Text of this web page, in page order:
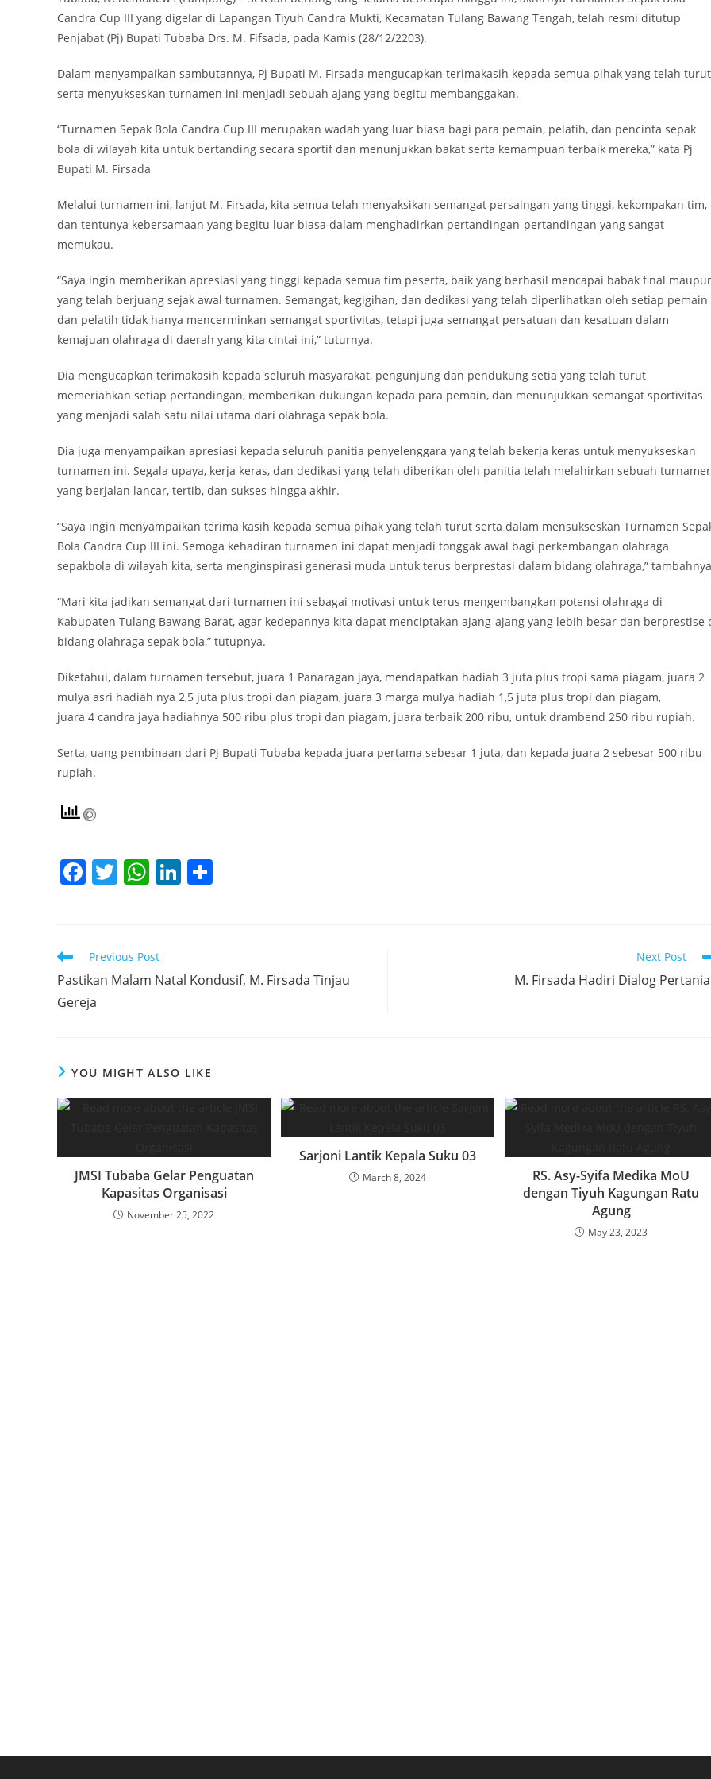
Candra Cup III yang digelar di Lapangan Tiyuh Candra Mukti, Kecamatan Tulang Bawang Tengah, telah resmi ditutup
Penjabat (Pj) Bupati Tubaba Drs. M. Fifsada, pada Kamis (28/12/2203).
Dalam menyampaikan sambutannya, Pj Bupati M. Firsada mengucapkan terimakasih kepada semua pihak yang telah turut
serta menyukseskan turnamen ini menjadi sebuah ajang yang begitu membanggakan.
“Turnamen Sepak Bola Candra Cup III merupakan wadah yang luar biasa bagi para pemain, pelatih, dan pencinta sepak
bola di wilayah kita untuk bertanding secara sportif dan menunjukkan bakat serta kemampuan terbaik mereka,” kata Pj
Bupati M. Firsada
Melalui turnamen ini, lanjut M. Firsada, kita semua telah menyaksikan semangat persaingan yang tinggi, kekompakan tim,
dan tentunya kebersamaan yang begitu luar biasa dalam menghadirkan pertandingan-pertandingan yang sangat
memukau.
“Saya ingin memberikan apresiasi yang tinggi kepada semua tim peserta, baik yang berhasil mencapai babak final
yang telah berjuang sejak awal turnamen. Semangat, kegigihan, dan dedikasi yang telah diperlihatkan oleh setiap pemain
dan pelatih tidak hanya mencerminkan semangat sportivitas, tetapi juga semangat persatuan dan kesatuan dalam
kemajuan olahraga di daerah yang kita cintai ini,” tuturnya.
Dia mengucapkan terimakasih kepada seluruh masyarakat, pengunjung dan pendukung setia yang telah turut
memeriahkan setiap pertandingan, memberikan dukungan kepada para pemain, dan menunjukkan semangat sportivitas
yang menjadi salah satu nilai utama dari olahraga sepak bola.
Dia juga menyampaikan apresiasi kepada seluruh panitia penyelenggara yang telah bekerja keras untuk menyukseskan
turnamen ini. Segala upaya, kerja keras, dan dedikasi yang telah diberikan oleh panitia telah melahirkan sebuah
yang berjalan lancar, tertib, dan sukses hingga akhir.
“Saya ingin menyampaikan terima kasih kepada semua pihak yang telah turut serta dalam mensukseskan Turnamen
Bola Candra Cup III ini. Semoga kehadiran turnamen ini dapat menjadi tonggak awal bagi perkembangan olahraga
sepakbola di wilayah kita, serta menginspirasi generasi muda untuk terus berprestasi dalam bidang olahraga,”
“Mari kita jadikan semangat dari turnamen ini sebagai motivasi untuk terus mengembangkan potensi olahraga di
Kabupaten Tulang Bawang Barat, agar kedepannya kita dapat menciptakan ajang-ajang yang lebih besar dan berprestise
bidang olahraga sepak bola,” tutupnya.
Diketahui, dalam turnamen tersebut, juara 1 Panaragan jaya, mendapatkan hadiah 3 juta plus tropi sama piagam, juara 2
mulya asri hadiah nya 2,5 juta plus tropi dan piagam, juara 3 marga mulya hadiah 1,5 juta plus tropi dan piagam,
juara 4 candra jaya hadiahnya 500 ribu plus tropi dan piagam, juara terbaik 200 ribu, untuk drambend 250 ribu rupiah.
Serta, uang pembinaan dari Pj Bupati Tubaba kepada juara pertama sebesar 1 juta, dan kepada juara 2 sebesar 500 ribu
rupiah.
F
e
b
o
T
er
W
s
A
Li
dI
Read
articles
Previous Post
Pastikan Malam Natal Kondusif, M. Firsada Tinjau
Gereja
Next Post
M. Firsada Hadiri Dialog
YOU MIGHT ALSO LIKE
JMSI Tubaba Gelar Penguatan
Kapasitas Organisasi
November 25, 2022
Sarjoni Lantik Kepala Suku 03
March 8, 2024
RS. Asy-Syifa Medika MoU
dengan Tiyuh Kagungan Ratu
Agung
May 23, 2023